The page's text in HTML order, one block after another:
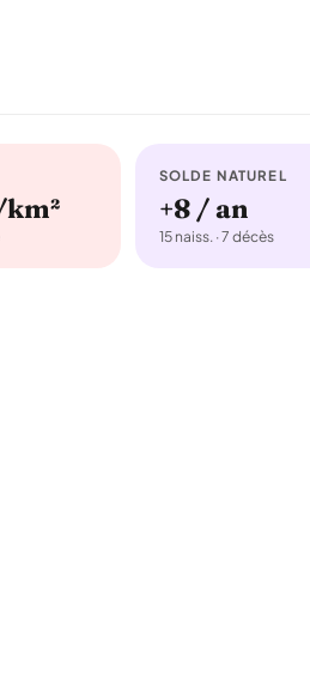
SOLDE NATUREL
+8 / an
15 naiss. · 7 décès